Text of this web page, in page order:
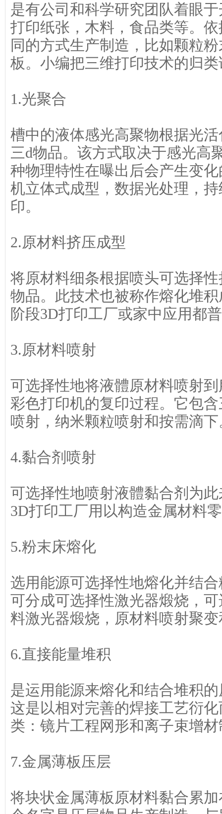
是有公司和科学研究团队着眼
打印纸张，木料，食品类等。
同的方式生产制造，比如颗粒
板。小编把三维打印技术的归
1.光聚合
槽中的液体感光高聚物根据光
三d物品。该方式取决于感光高
种物理特性在曝出后会产生变
机立体式成型，数据光处理，
印。
2.原材料挤压成型
将原材料细条根据喷头可选择
物品。此技术也被称作熔化堆
阶段3D打印工厂或家中应用都
3.原材料喷射
可选择性地将液體原材料喷射
彩色打印机的复印过程。它包
喷射，纳米颗粒喷射和按需滴下
4.黏合剂喷射
可选择性地喷射液體黏合剂为
3D打印工厂用以构造金属材料
5.粉末床熔化
选用能源可选择性地熔化并结
可分成可选择性激光器煅烧，
料激光器煅烧，原材料喷射聚
6.直接能量堆积
是运用能源来熔化和结合堆积
这是以相对完善的焊接工艺衍
类：镜片工程网形和离子束增
7.金属薄板压层
将块状金属薄板原材料黏合累